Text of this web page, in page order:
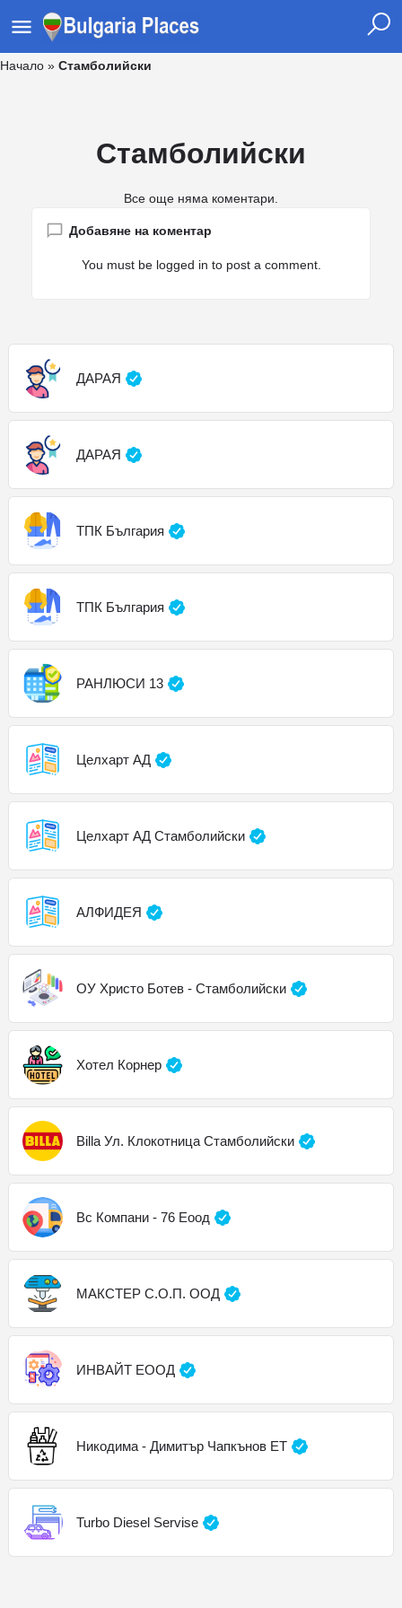
Начало » Стамболийски
Стамболийски
Все още няма коментари.
Добавяне на коментар
You must be logged in to post a comment.
ДАРАЯ
ДАРАЯ
ТПК България
ТПК България
РАНЛЮСИ 13
Целхарт АД
Целхарт АД Стамболийски
АЛФИДЕЯ
ОУ Христо Ботев - Стамболийски
Хотел Корнер
Billa Ул. Клокотница Стамболийски
Вс Компани - 76 Еоод
МАКСТЕР С.О.П. ООД
ИНВАЙТ ЕООД
Никодима - Димитър Чапкънов ЕТ
Turbo Diesel Servise